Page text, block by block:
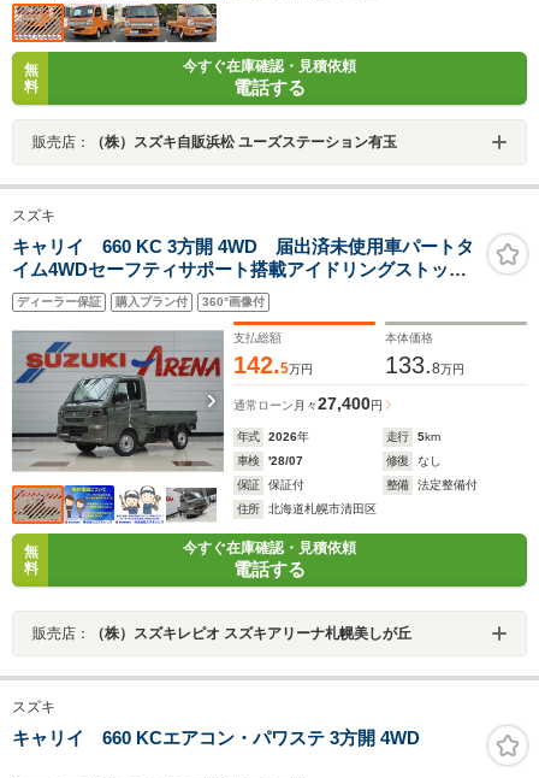
無
料
今すぐ在庫確認・見積依頼
電話する
販売店： （株）スズキ自販浜松 ユーズステーション有玉
スズキ
キャリイ 660 KC 3方開 4WD 届出済未使用車パートタ
イム4WDセーフティサポート搭載アイドリングストップ
横滑り防止装置ハイビームアシストLEDライト
ディーラー保証 購入プラン付 360°画像付
支払総額
142.5万円
本体価格
133.8万円
通常ローン 月々27,400円
年式 2026年 走行 5km
車検
'28/07 修復
なし
保証
保証付 整備
法定整備付
住所
北海道札幌市清田区
無
料
今すぐ在庫確認・見積依頼
電話する
販売店： （株）スズキレピオ スズキアリーナ札幌美しが丘
スズキ
キャリイ 660 KCエアコン・パワステ 3方開 4WD